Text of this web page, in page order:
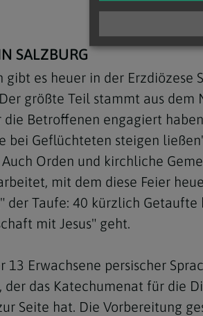
SALZBURG
es heuer in der
größte Teil stammt aus
Betroffenen engagiert
bei Geflüchteten steigen
Orden und kirchliche
mit dem diese Feier
Taufe: 40 kürzlich
mit Jesus" geht.
13 Erwachsene persischer
das Katechumenat für die
Seite hat. Die Vorbereitung